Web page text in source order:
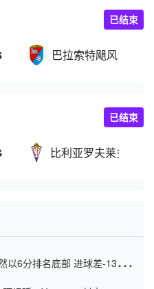
巴拉索特飓风
已结束
比利亚罗夫莱多
已结束
以6分排名底部 进球差-13令人